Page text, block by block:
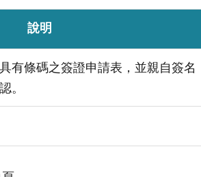
說明
有條碼之簽證申請表，並親自簽名
。